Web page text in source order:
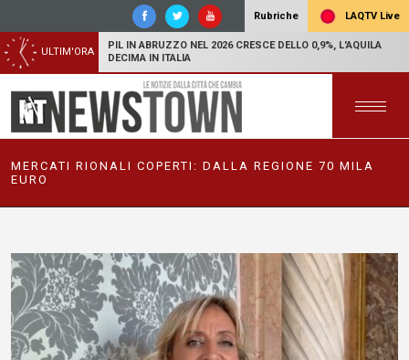
Rubriche LAQTV Live
ULTIM'ORA
PIL IN ABRUZZO NEL 2026 CRESCE DELLO 0,9%, L'AQUILA
DECIMA IN ITALIA
MERCATI RIONALI COPERTI: DALLA REGIONE 70 MILA
EURO